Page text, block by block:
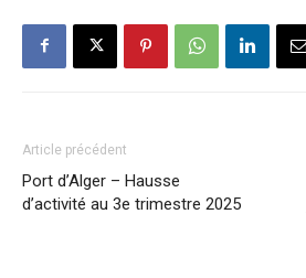
Article précédent
Port d’Alger – Hausse
d’activité au 3e trimestre 2025